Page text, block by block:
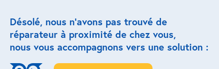
Réparation porte de garage
Modernisation et domotique
Centralisation volets roulants
Désolé, nous n’avons pas trouvé de
réparateur à proximité de chez vous,
nous vous accompagnons vers une solution :